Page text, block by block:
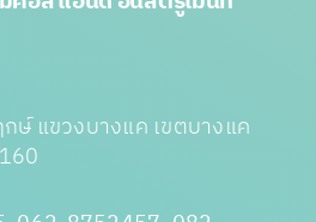
แขวงบางแค เขตบางแค